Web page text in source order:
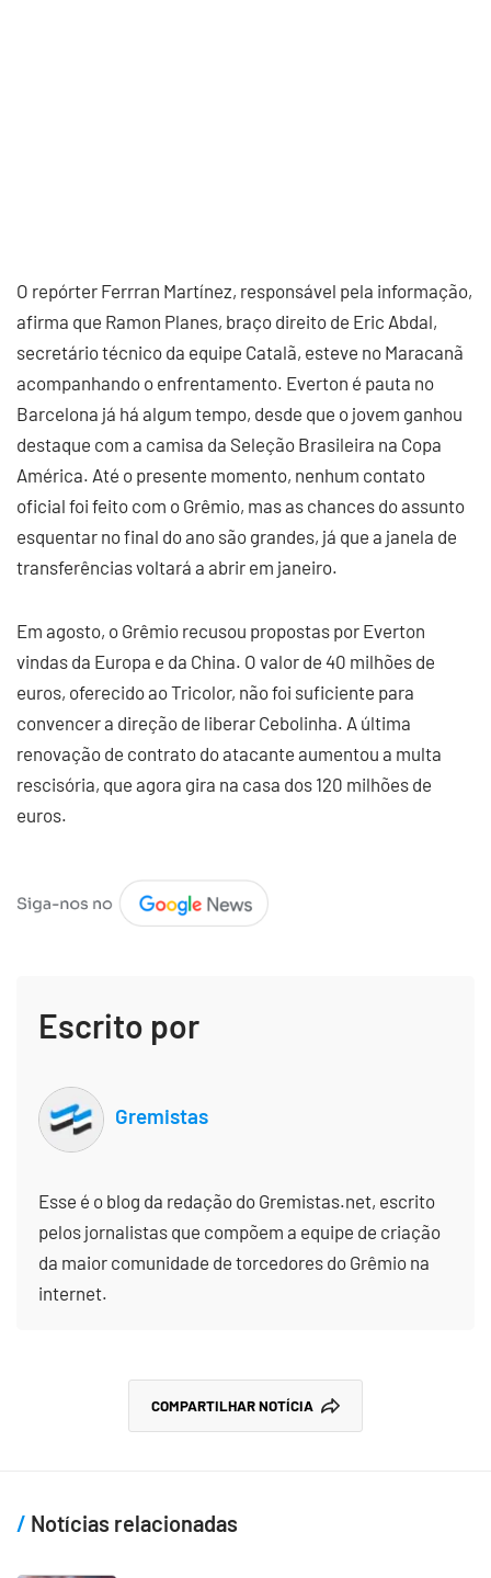
O repórter Ferrran Martínez, responsável pela informação,
afirma que Ramon Planes, braço direito de Eric Abdal,
secretário técnico da equipe Catalã, esteve no Maracanã
acompanhando o enfrentamento. Everton é pauta no
Barcelona já há algum tempo, desde que o jovem ganhou
destaque com a camisa da Seleção Brasileira na Copa
América. Até o presente momento, nenhum contato
oficial foi feito com o Grêmio, mas as chances do assunto
esquentar no final do ano são grandes, já que a janela de
transferências voltará a abrir em janeiro.
Em agosto, o Grêmio recusou propostas por Everton
vindas da Europa e da China. O valor de 40 milhões de
euros, oferecido ao Tricolor, não foi suficiente para
convencer a direção de liberar Cebolinha. A última
renovação de contrato do atacante aumentou a multa
rescisória, que agora gira na casa dos 120 milhões de
euros.
Escrito por
Gremistas
Esse é o blog da redação do Gremistas.net, escrito
pelos jornalistas que compõem a equipe de criação
da maior comunidade de torcedores do Grêmio na
internet.
COMPARTILHAR NOTÍCIA
Notícias relacionadas